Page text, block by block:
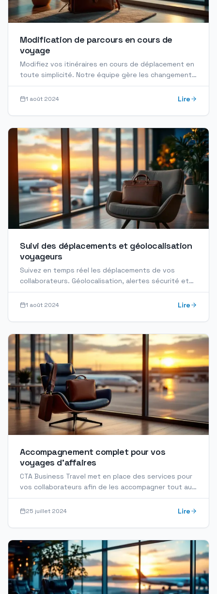
Modification de parcours en cours de
voyage
Modifiez vos itinéraires en cours de déplacement en
toute simplicité. Notre équipe gère les changements
de vols, hôtels et transports en temps réel.
1 août 2024 Lire
Suivi des déplacements et géolocalisation
voyageurs
Suivez en temps réel les déplacements de vos
collaborateurs. Géolocalisation, alertes sécurité et
duty of care pour des voyages d'affaires sécurisés.
1 août 2024 Lire
Accompagnement complet pour vos
voyages d'affaires
CTA Business Travel met en place des services pour
vos collaborateurs afin de les accompagner tout au
long de leurs déplacements, et ce, en toute...
25 juillet 2024 Lire